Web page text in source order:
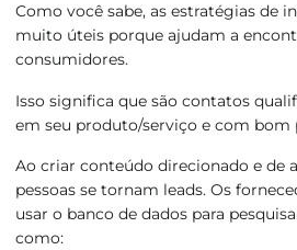
Como você sabe, as estratégias de
muito úteis porque ajudam a
consumidores.
Isso significa que são contatos
em seu produto/serviço e com bom
Ao criar conteúdo direcionado e de
pessoas se tornam leads. Os
usar o banco de dados para
como: